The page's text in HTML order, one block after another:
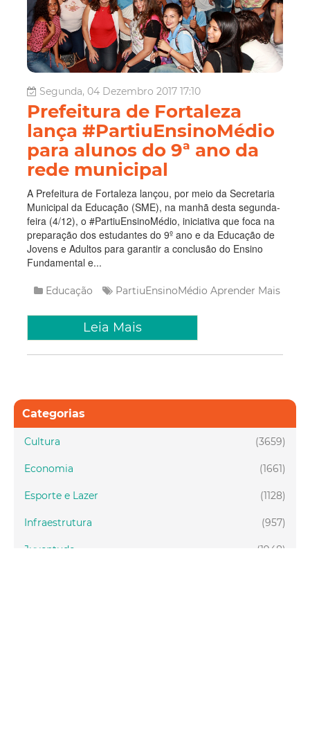
Segunda, 04 Dezembro 2017 17:10
Prefeitura de Fortaleza
lança #PartiuEnsinoMédio
para alunos do 9ª ano da
rede municipal
A Prefeitura de Fortaleza lançou, por meio da Secretaria
Municipal da Educação (SME), na manhã desta segunda-
feira (4/12), o #PartiuEnsinoMédio, iniciativa que foca na
preparação dos estudantes do 9º ano e da Educação de
Jovens e Adultos para garantir a conclusão do Ensino
Fundamental e...
Educação PartiuEnsinoMédio Aprender Mais
Leia Mais
Categorias
(3659)
Cultura
(1661)
Economia
(1128)
Esporte e Lazer
(957)
Infraestrutura
(1948)
Juventude